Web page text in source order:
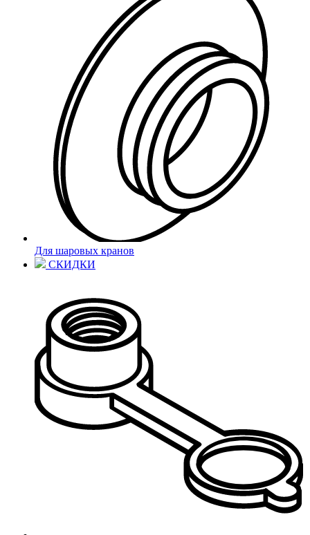
Для шаровых кранов
СКИДКИ
Выберите город
Санкт-Петербург Москва Челябинск
Новгород
Элиста Алматы
Балашиха
Курск Липецк Новосибирск
Самара
Хабаровск Чита Ярославль Владивосток